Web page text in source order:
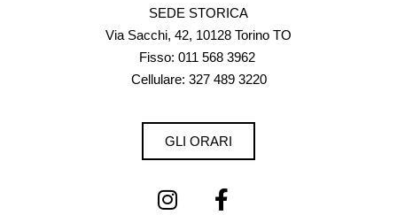
SEDE STORICA
Via Sacchi, 42, 10128 Torino TO
Fisso: 011 568 3962
Cellulare: 327 489 3220
GLI ORARI